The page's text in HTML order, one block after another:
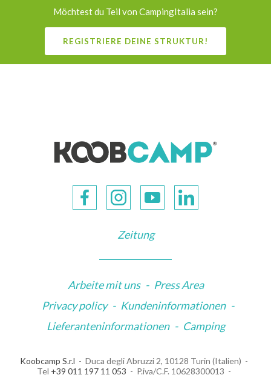
Möchtest du Teil von CampingItalia sein?
REGISTRIERE DEINE STRUKTUR!
Zeitung
Arbeite mit uns - Press Area
Privacy policy - Kundeninformationen -
Lieferanteninformationen - Camping
Koobcamp S.r.l
Duca degli Abruzzi 2, 10128 Turin (Italien)
Tel +39 011 197 11 053 P.iva/C.F. 10628300013